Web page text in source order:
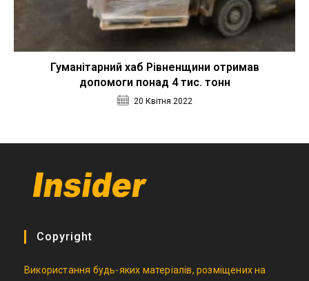
Гуманітарний хаб Рівненщини отримав
допомоги понад 4 тис. тонн
20 Квітня 2022
Copyright
Використання будь-яких матеріалів, розміщених на